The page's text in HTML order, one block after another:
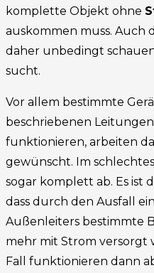
komplette Objekt ohne
auskommen muss. Auch
daher unbedingt
sucht.
Vor allem bestimmte
beschriebenen
funktionieren, arbeiten
gewünscht. Im
sogar komplett ab. Es ist
dass durch den Ausfall
Außenleiters bestimmte
mehr mit Strom versorgt
Fall funktionieren dann